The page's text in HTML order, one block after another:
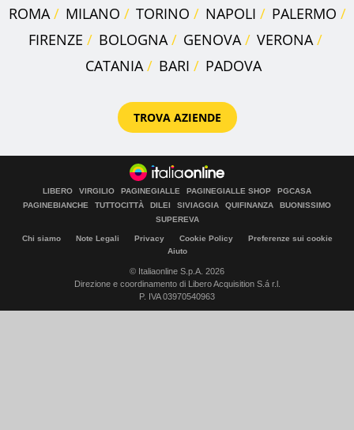
ROMA MILANO TORINO NAPOLI
PALERMO
FIRENZE
BOLOGNA GENOVA
VERONA
CATANIA
BARI PADOVA
TROVA AZIENDE
LIBERO VIRGILIO PAGINEGIALLE PAGINEGIALLE SHOP
PGCASA
PAGINEBIANCHE
TUTTOCITTÀ DILEI SIVIAGGIA QUIFINANZA
BUONISSIMO
SUPEREVA
Chi siamo Note Legali Privacy Cookie Policy
Preferenze sui cookie
Aiuto
© Italiaonline S.p.A. 2026
Direzione e coordinamento di Libero Acquisition S.á r.l.
P. IVA 03970540963